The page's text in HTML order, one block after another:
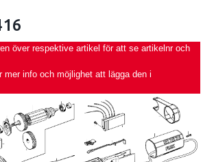
över respektive artikel för att se artikelnr och
mer info och möjlighet att lägga den i